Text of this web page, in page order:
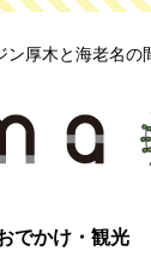
ン厚木と海老名の
でかけ・観光